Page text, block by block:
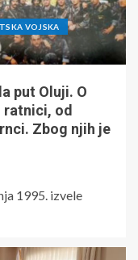
VOJSKA
put Oluji. O
ratnici, od
Zbog njih je
1995. izvele